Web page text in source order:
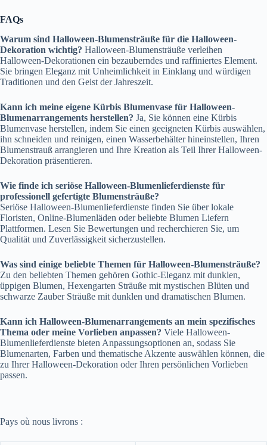
FAQs
Warum sind Halloween-Blumensträuße für die Halloween-
Dekoration wichtig? Halloween-Blumensträuße verleihen
Halloween-Dekorationen ein bezauberndes und raffiniertes Element.
Sie bringen Eleganz mit Unheimlichkeit in Einklang und würdigen
Traditionen und den Geist der Jahreszeit.
Kann ich meine eigene Kürbis Blumenvase für Halloween-
Blumenarrangements herstellen? Ja, Sie können eine Kürbis
Blumenvase herstellen, indem Sie einen geeigneten Kürbis auswählen,
ihn schneiden und reinigen, einen Wasserbehälter hineinstellen, Ihren
Blumenstrauß arrangieren und Ihre Kreation als Teil Ihrer Halloween-
Dekoration präsentieren.
Wie finde ich seriöse Halloween-Blumenlieferdienste für
professionell gefertigte Blumensträuße?
Seriöse Halloween-Blumenlieferdienste finden Sie über lokale
Floristen, Online-Blumenläden oder beliebte Blumen Liefern
Plattformen. Lesen Sie Bewertungen und recherchieren Sie, um
Qualität und Zuverlässigkeit sicherzustellen.
Was sind einige beliebte Themen für Halloween-Blumensträuße?
Zu den beliebten Themen gehören Gothic-Eleganz mit dunklen,
üppigen Blumen, Hexengarten Sträuße mit mystischen Blüten und
schwarze Zauber Sträuße mit dunklen und dramatischen Blumen.
Kann ich Halloween-Blumenarrangements an mein spezifisches
Thema oder meine Vorlieben anpassen? Viele Halloween-
Blumenlieferdienste bieten Anpassungsoptionen an, sodass Sie
Blumenarten, Farben und thematische Akzente auswählen können, die
zu Ihrer Halloween-Dekoration oder Ihren persönlichen Vorlieben
passen.
Pays où nous livrons :